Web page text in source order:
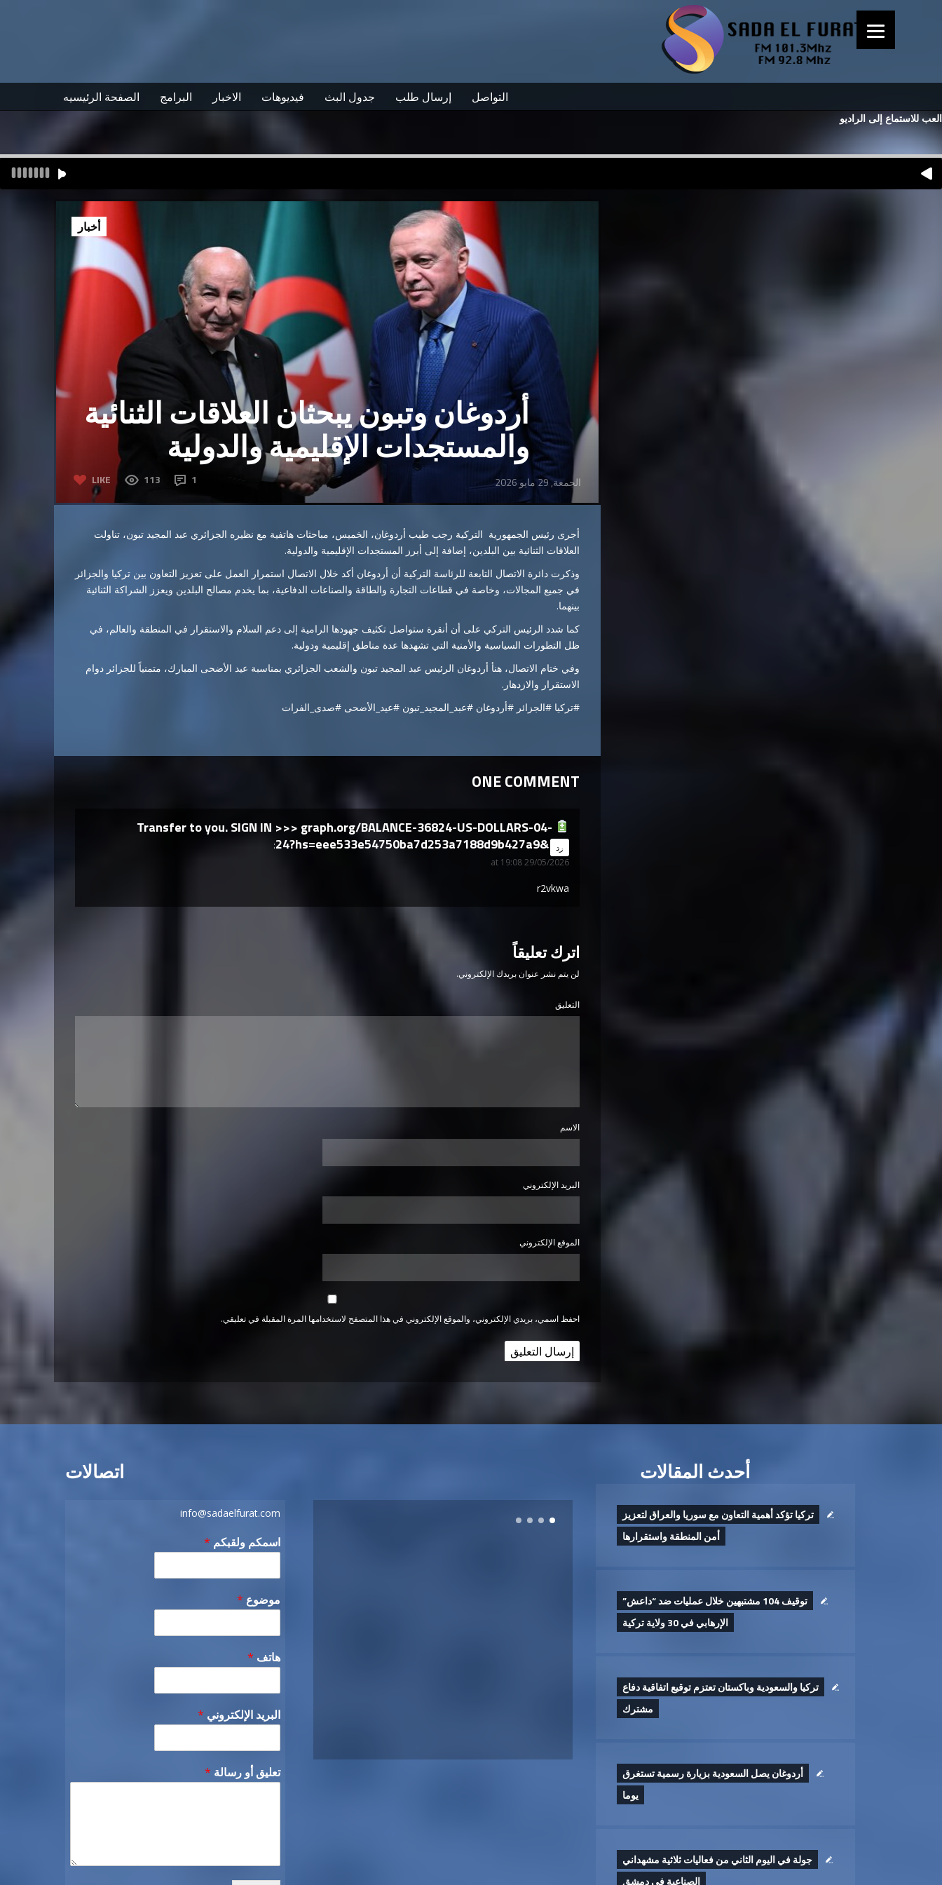
الصفحة الرئيسيه البرامج الاخبار فيديوهات جدول البث إرسال طلب التواصل
العب للاستماع إلى الراديو
أردوغان وتبون يبحثان العلاقات الثنائية
والمستجدات الإقليمية والدولية
LIKE 113 1 الجمعة, 29 مايو 2026
أخبار
أجرى رئيس الجمهورية التركية رجب طيب أردوغان، الخميس، مباحثات هاتفية مع نظيره الجزائري عبد المجيد تبون، تناولت
العلاقات الثنائية بين البلدين، إضافة إلى أبرز المستجدات الإقليمية والدولية.
وذكرت دائرة الاتصال التابعة للرئاسة التركية أن أردوغان أكد خلال الاتصال استمرار العمل على تعزيز التعاون بين تركيا والجزائر
في جميع المجالات، وخاصة في قطاعات التجارة والطاقة والصناعات الدفاعية، بما يخدم مصالح البلدين ويعزز الشراكة الثنائية
بينهما.
كما شدد الرئيس التركي على أن أنقرة ستواصل تكثيف جهودها الرامية إلى دعم السلام والاستقرار في المنطقة والعالم، في
ظل التطورات السياسية والأمنية التي تشهدها عدة مناطق إقليمية ودولية.
وفي ختام الاتصال، هنأ أردوغان الرئيس عبد المجيد تبون والشعب الجزائري بمناسبة عيد الأضحى المبارك، متمنياً للجزائر دوام
الاستقرار والازدهار.
#تركيا #الجزائر #أردوغان #عبد_المجيد_تبون #عيد_الأضحى #صدى_الفرات
ONE COMMENT
Transfer to you. SIGN IN >>> graph.org/BALANCE-36824-US-DOLLARS-04-
24?hs=eee533e54750ba7d253a7188d9b427a9&
says:
29/05/2026 at 19:08
رد
r2vkwa
اترك تعليقاً
لن يتم نشر عنوان بريدك الإلكتروني.
التعليق
الاسم
البريد الإلكتروني
الموقع الإلكتروني
احفظ اسمي، بريدي الإلكتروني، والموقع الإلكتروني في هذا المتصفح لاستخدامها المرة المقبلة في تعليقي.
اتصالات
info@sadaelfurat.com
اسمكم ولقبكم *
موضوع *
هاتف *
البريد الإلكتروني *
تعليق أو رسالة *
أحدث المقالات
تركيا تؤكد أهمية التعاون مع سوريا والعراق لتعزيز
أمن المنطقة واستقرارها
توقيف 104 مشتبهين خلال عمليات ضد “داعش”
الإرهابي في 30 ولاية تركية
تركيا والسعودية وباكستان تعتزم توقيع اتفاقية دفاع
مشترك
أردوغان يصل السعودية بزيارة رسمية تستغرق
يوما
جولة في اليوم الثاني من فعاليات ثلاثية مشهداني
الصناعية في دمشق